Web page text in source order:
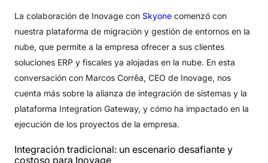
La colaboración de Inovage con Skyone comenzó con
nuestra plataforma de migración y gestión de entornos en la
nube, que permite a la empresa ofrecer a sus clientes
soluciones ERP y fiscales ya alojadas en la nube. En esta
conversación con Marcos Corrêa, CEO de Inovage, nos
cuenta más sobre la alianza de integración de sistemas y la
plataforma Integration Gateway, y cómo ha impactado en la
ejecución de los proyectos de la empresa.
Integración tradicional: un escenario desafiante y
costoso para Inovage